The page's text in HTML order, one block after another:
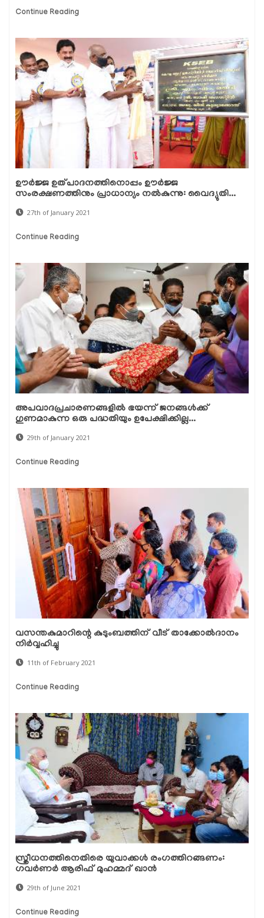
Continue Reading
ഊര്‍ജ്ജ ഉത്പാദനത്തിനൊപ്പം ഊര്‍ജ്ജ
സംരക്ഷണത്തിനും പ്രാധാന്യം നല്‍കുന്നു: വൈദ്യുതി...
27th of January 2021
Continue Reading
അപവാദപ്രചാരണങ്ങളില്‍ ഭയന്ന് ജനങ്ങള്‍ക്ക്
ഗുണമാകുന്ന ഒരു പദ്ധതിയും ഉപേക്ഷിക്കില്ല...
29th of January 2021
Continue Reading
വസന്തകുമാറിന്റെ കുടുംബത്തിന് വീട് താക്കോല്‍ദാനം
നിര്‍വ്വഹിച്ചു
11th of February 2021
Continue Reading
സ്ത്രീധനത്തിനെതിരെ യുവാക്കള്‍ രംഗത്തിറങ്ങണം:
ഗവര്‍ണര്‍ ആരിഫ് മുഹമ്മദ് ഖാന്‍
29th of June 2021
Continue Reading